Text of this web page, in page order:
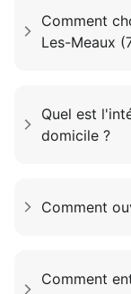
Comment
Les-Meaux
Quel est
domicile ?
Comment
Comment